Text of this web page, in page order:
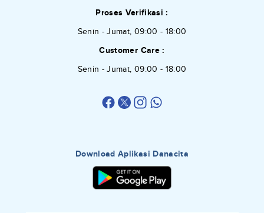
Proses Verifikasi :
Senin - Jumat, 09:00 - 18:00
Customer Care :
Senin - Jumat, 09:00 - 18:00
Download Aplikasi Danacita